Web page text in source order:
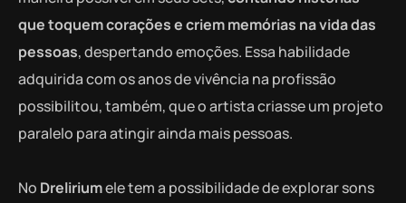
que toquem corações e criem memórias na vida das
pessoas, despertando emoções. Essa habilidade
adquirida com os anos de vivência na profissão
possibilitou, também, que o artista criasse um projeto
paralelo para atingir ainda mais pessoas.
No Dreliriumele tem a possibilidade de explorar sons